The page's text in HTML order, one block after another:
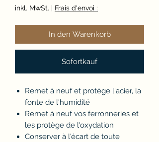
inkl. MwSt. | Frais d'envoi :
In den Warenkorb
Sofortkauf
Remet à neuf et protège l'acier, la
fonte de l'humidité
Remet à neuf vos ferronneries et
les protège de l'oxydation
Conserver à l'écart de toute